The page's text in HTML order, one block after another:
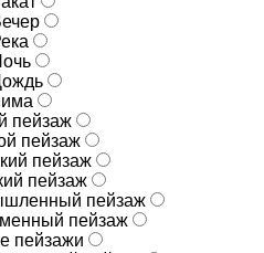
пейзаж
пейзаж
пейзаж
пейзаж
пейзаж
пейзаж
пейзажи